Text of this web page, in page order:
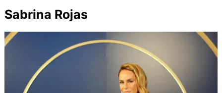
Sabrina Rojas